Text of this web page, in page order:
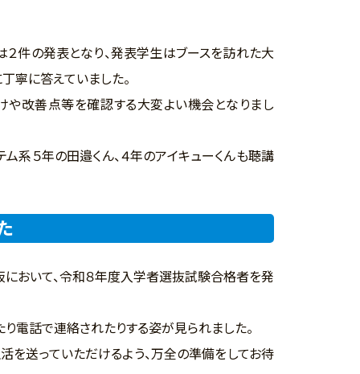
件の発表となり、発表学生はブースを訪れた大
寧に答えていました。
改善点等を確認する大変よい機会となりまし
５年の田邉くん、４年のアイキューくんも聴講
おいて、令和８年度入学者選抜試験合格者を発
話で連絡されたりする姿が見られました。
送っていただけるよう、万全の準備をしてお待